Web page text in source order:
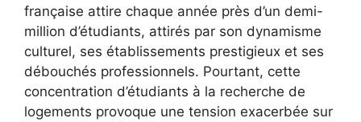
française attire chaque année près d’un demi-
million d’étudiants, attirés par son dynamisme
culturel, ses établissements prestigieux et ses
débouchés professionnels. Pourtant, cette
concentration d’étudiants à la recherche de
logements provoque une tension exacerbée sur